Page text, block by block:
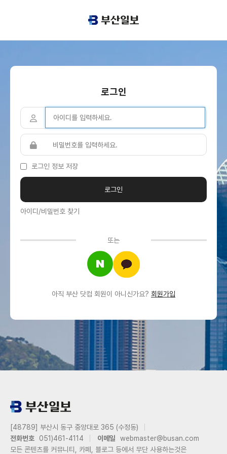
로그인
로그인 정보 저장
아이디/비밀번호 찾기
또는
아직 부산 닷컴 회원이 아니신가요? 회원가입
[48789] 부산시 동구 중앙대로 365 (수정동)
전화번호
051)461-4114 이메일
webmaster@busan.com
모든 콘텐츠를 커뮤니티, 카페, 블로그 등에서 무단 사용하는것은